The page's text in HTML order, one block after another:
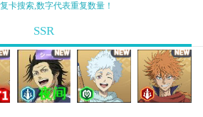
卡搜索,数字代表重复数量！
SSR